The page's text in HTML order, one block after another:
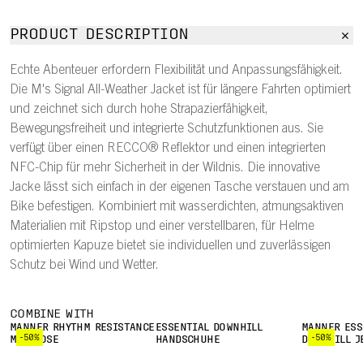
PRODUCT DESCRIPTION
Echte Abenteuer erfordern Flexibilität und Anpassungsfähigkeit.
Die M's Signal All-Weather Jacket ist für längere Fahrten optimiert
und zeichnet sich durch hohe Strapazierfähigkeit,
Bewegungsfreiheit und integrierte Schutzfunktionen aus. Sie
verfügt über einen RECCO® Reflektor und einen integrierten
NFC-Chip für mehr Sicherheit in der Wildnis. Die innovative
Jacke lässt sich einfach in der eigenen Tasche verstauen und am
Bike befestigen. Kombiniert mit wasserdichten, atmungsaktiven
Materialien mit Ripstop und einer verstellbaren, für Helme
optimierten Kapuze bietet sie individuellen und zuverlässigen
Schutz bei Wind und Wetter.
COMBINE WITH
-50%
MÄNNER RHYTHM RESISTANCE
MTB HOSE
ESSENTIAL DOWNHILL
HANDSCHUHE
-50%
MÄNNER
DOWNHILL